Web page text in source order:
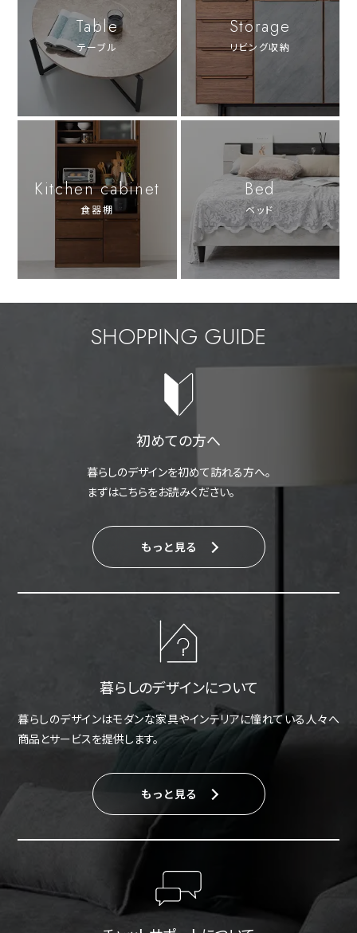
Table
テーブル
Storage
リビング収納
Kitchen cabinet
食器棚
Bed
ベッド
SHOPPING GUIDE
初めての方へ
暮らしのデザインを初めて訪れる方へ。
まずはこちらをお読みください。
もっと見る
暮らしのデザインについて
暮らしのデザインはモダンな家具やインテリアに憧れている人々へ
商品とサービスを提供します。
もっと見る